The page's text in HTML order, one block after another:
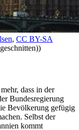
, CC BY-SA
dass in der
Bundesregierung
Bevölkerung gefügig
Selbst der
kommt